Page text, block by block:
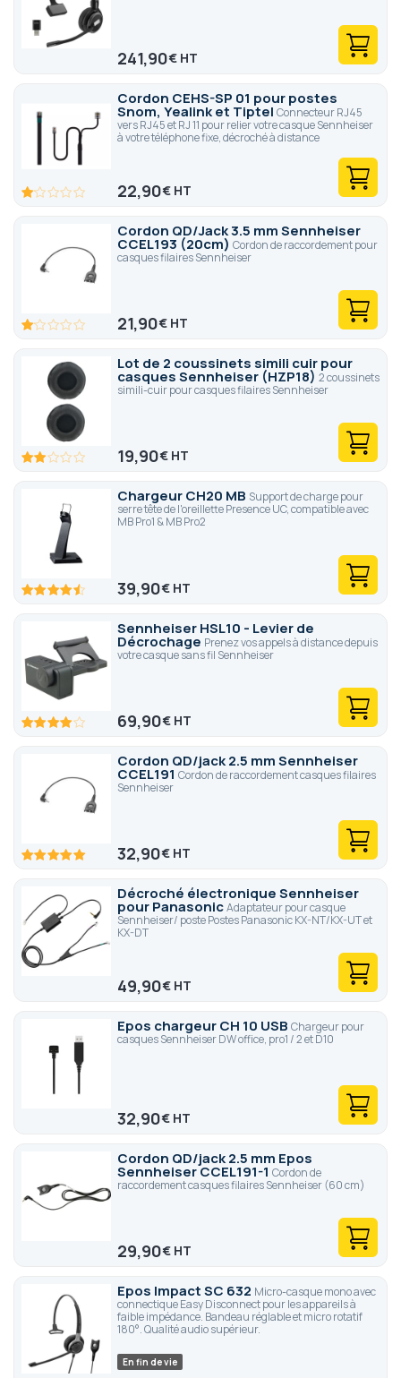
241,90€
Cordon CEHS-SP 01 pour postes
Snom, Yealink et Tiptel Connecteur RJ45
vers RJ45 et RJ 11 pour relier votre casque Sennheiser
à votre téléphone fixe, décroché à distance
20 100 22,90€
Cordon QD/Jack 3.5 mm Sennheiser
CCEL193 (20cm) Cordon de raccordement pour
casques filaires Sennheiser
20 100 21,90€
Lot de 2 coussinets simili cuir pour
casques Sennheiser (HZP18) 2 coussinets
simili-cuir pour casques filaires Sennheiser
40 100 19,90€
Chargeur CH20 MB Support de charge pour
serre tête de l'oreillette Presence UC, compatible avec
MB Pro1 & MB Pro2
90 100 39,90€
Sennheiser HSL10 - Levier de
Décrochage Prenez vos appels à distance depuis
votre casque sans fil Sennheiser
80 100 69,90€
Cordon QD/jack 2.5 mm Sennheiser
CCEL191 Cordon de raccordement casques filaires
Sennheiser
100 100 32,90€
Décroché électronique Sennheiser
pour PanasonicAdaptateur pour casque
Sennheiser/ poste Postes Panasonic KX-NT/KX-UT et
KX-DT
49,90€
Epos chargeur CH 10 USB Chargeur pour
casques Sennheiser DW office, pro1 / 2 et D10
32,90€
Cordon QD/jack 2.5 mm Epos
Sennheiser CCEL191-1 Cordon de
raccordement casques filaires Sennheiser (60 cm)
29,90€
Epos Impact SC 632 Micro-casque mono avec
connectique Easy Disconnect pour les appareils à
faible impédance. Bandeau réglable et micro rotatif
180°. Qualité audio supérieur.
En fin de vie